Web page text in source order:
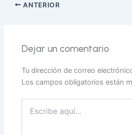
ANTERIOR
Dejar un comentario
Tu dirección de correo
Los campos obligatorios están
aquí...